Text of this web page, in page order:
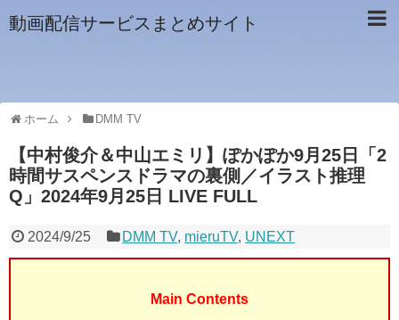
動画配信サービスまとめサイト
ホーム DMM TV
【中村俊介＆中山エミリ】ぽかぽか9月25日「2
時間サスペンスドラマの裏側／イラスト推理
Q」2024年9月25日 LIVE FULL
2024/9/25 DMM TV, mieruTV, UNEXT
Main Contents